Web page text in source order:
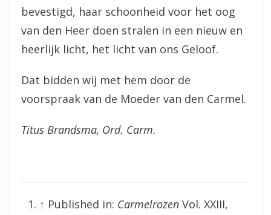
bevestigd, haar schoonheid voor het oog
van den Heer doen stralen in een nieuw en
heerlijk licht, het licht van ons Geloof.
Dat bidden wij met hem door de
voorspraak van de Moeder van den Carmel.
Titus Brandsma, Ord. Carm.
↑ Published in: Carmelrozen Vol. XXIII,